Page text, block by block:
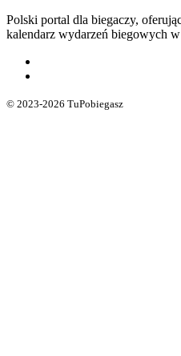
Polski portal dla biegaczy,
kalendarz wydarzeń biegowych w
© 2023-2026 TuPobiegasz